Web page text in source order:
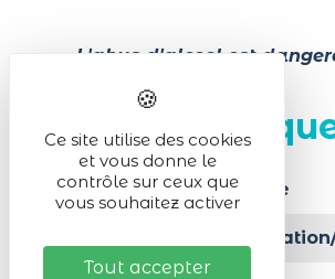
L'abus d'alcool est
Infos
Matériel nécessaire
Lieu de la
Ce site utilise des cookies
et vous donne le
contrôle sur ceux que
vous souhaitez activer
Tout accepter